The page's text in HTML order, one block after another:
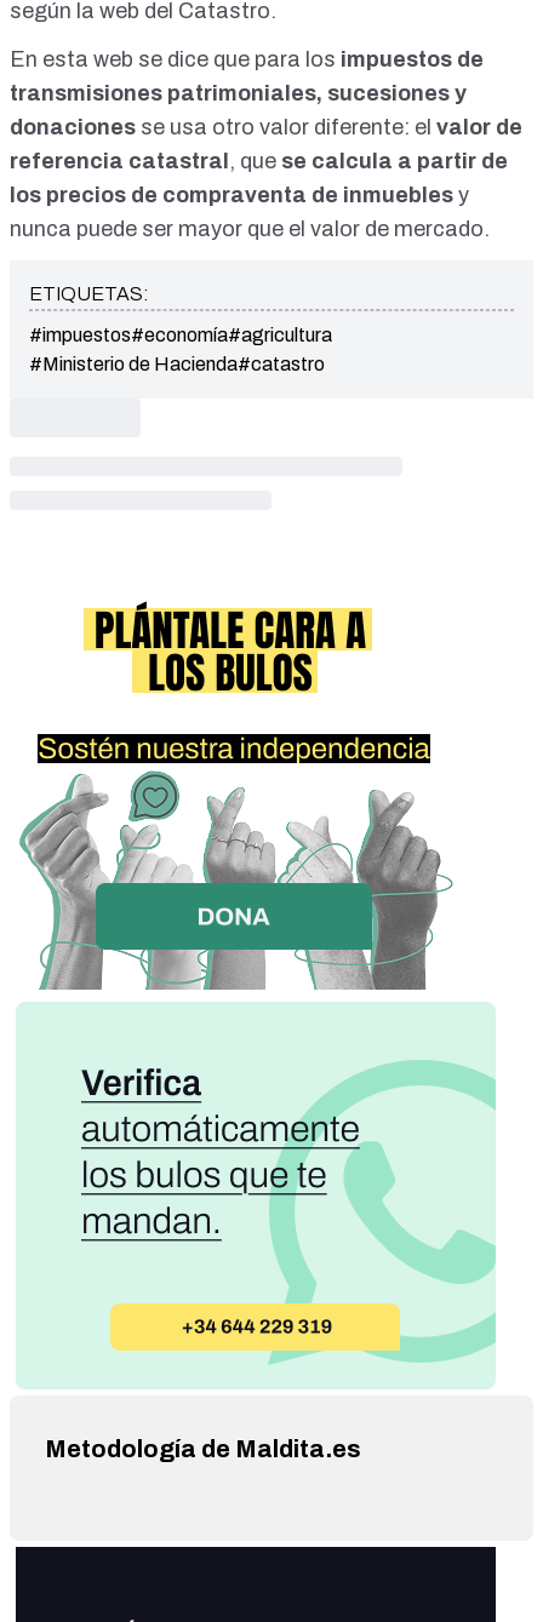
según la web del Catastro.
En esta web se dice que para los impuestos de
transmisiones patrimoniales, sucesiones y
donaciones se usa otro valor diferente: el valor de
referencia catastral , que se calcula a partir de
los precios de compraventa de inmuebles y
nunca puede ser mayor que el valor de mercado.
ETIQUETAS:
#impuestos#economía#agricultura
#Ministerio de Hacienda#catastro
Metodología de Maldita.es